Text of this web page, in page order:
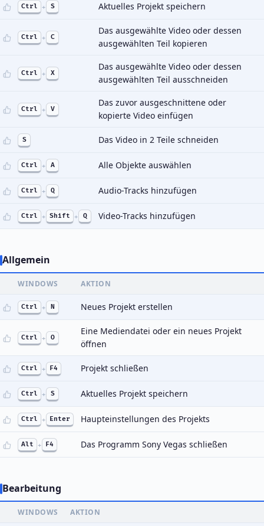
Ctrl + S Aktuelles Projekt speichern
Ctrl + C
Das ausgewählte Video oder dessen
ausgewählten Teil kopieren
Ctrl + X
Das ausgewählte Video oder dessen
ausgewählten Teil ausschneiden
Ctrl + V
Das zuvor ausgeschnittene oder
kopierte Video einfügen
S Das Video in 2 Teile schneiden
Ctrl + A Alle Objekte auswählen
Ctrl + Q Audio-Tracks hinzufügen
Ctrl + Shift + Q Video-Tracks hinzufügen
Allgemein
WINDOWS AKTION
Ctrl + N Neues Projekt erstellen
Ctrl + O
Eine Mediendatei oder ein neues Projekt
öffnen
Ctrl + F4 Projekt schließen
Ctrl + S Aktuelles Projekt speichern
Ctrl + Enter Haupteinstellungen des Projekts
Alt + F4 Das Programm Sony Vegas schließen
Bearbeitung
WINDOWS AKTION